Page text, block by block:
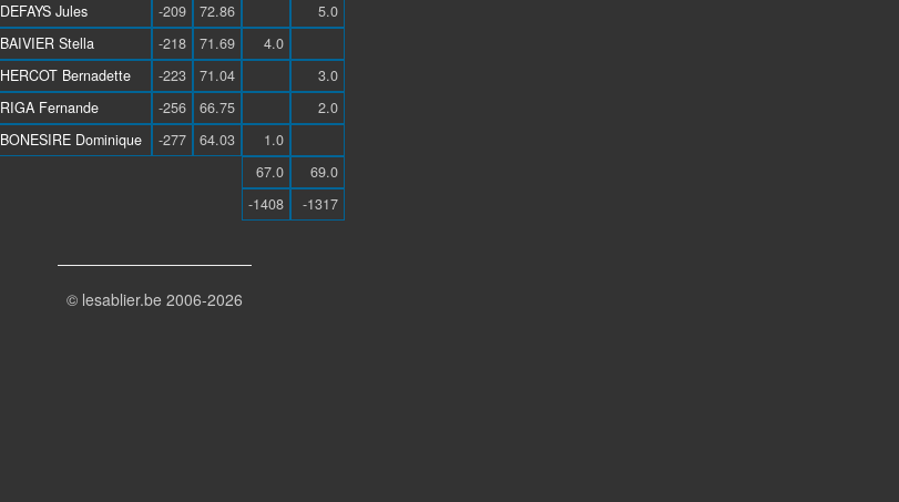
DEFAYS Jules -209 72.86
5.0
BAIVIER Stella -218 71.69
4.0
HERCOT Bernadette -223 71.04
3.0
RIGA Fernande -256 66.75
2.0
BONESIRE Dominique -277 64.03
1.0
67.0
69.0
-1408
-1317
© lesablier.be 2006-2026